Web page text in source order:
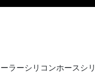
ラーシリコンホースシ